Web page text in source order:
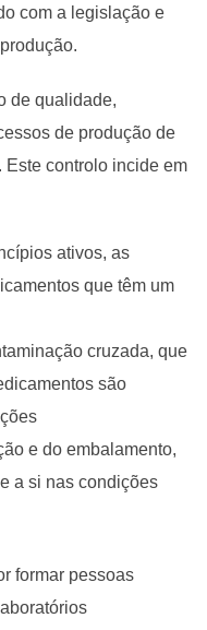
com a legislação e
de qualidade,
de produção de
Este controlo incide em
ativos, as
que têm um
cruzada, que
são
e do embalamento,
a si nas condições
formar pessoas